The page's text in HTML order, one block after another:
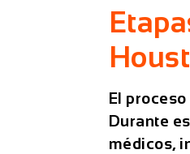
El
Durante
médicos,